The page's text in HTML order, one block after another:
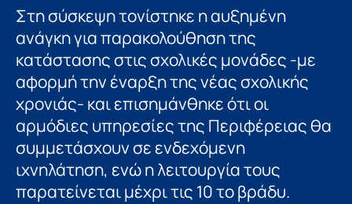
Στη σύσκεψη τονίστηκε η αυξημένη
ανάγκη για παρακολούθηση της
κατάστασης στις σχολικές μονάδες -με
αφορμή την έναρξη της νέας σχολικής
χρονιάς- και επισημάνθηκε ότι οι
αρμόδιες υπηρεσίες της Περιφέρειας θα
συμμετάσχουν σε ενδεχόμενη
ιχνηλάτηση, ενώ η λειτουργία τους
παρατείνεται μέχρι τις 10 το βράδυ.